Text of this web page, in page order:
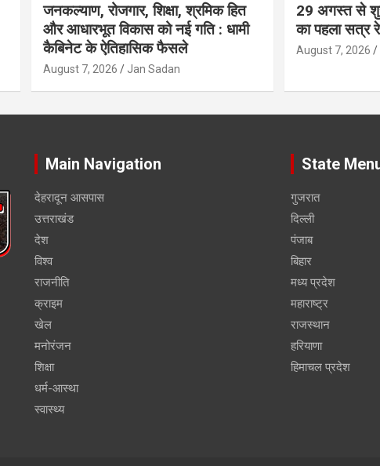
जनकल्याण, रोजगार, शिक्षा, श्रमिक हित
और आधारभूत विकास को नई गति : धामी
कैबिनेट के ऐतिहासिक फैसले
August 7, 2026 Jan Sadan
29 अगस्त से शुरू
का पहला सत्र
August 7, 2026
Main Navigation
देहरादून आसपास
उत्तराखंड
देश
विश्व
राजनीति
क्राइम
खेल
मनोरंजन
शिक्षा
धर्म-आस्था
स्वास्थ्य
State
गुजरात
दिल्ली
पंजाब
बिहार
मध्य प्रदेश
महाराष्ट्र
राजस्थान
हरियाणा
हिमाचल प्रदेश